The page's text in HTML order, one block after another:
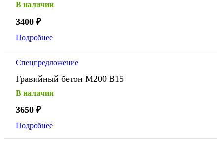
В наличии
3400 ₽
Подробнее
Спецпредложение
Гравийный бетон М200 В15
В наличии
3650 ₽
Подробнее